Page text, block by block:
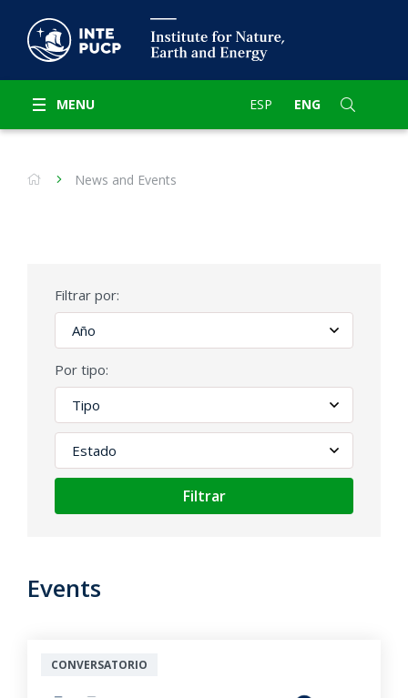
MENU ESP ENG
News and Events
Filtrar por:
Por tipo:
Filtrar
Events
CONVERSATORIO